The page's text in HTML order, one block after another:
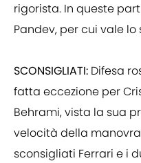
rigorista. In queste
Pandev, per cui vale
SCONSIGLIATI: Difesa
fatta eccezione per
Behrami, vista la sua
velocità della manovra
sconsigliati Ferrari e i